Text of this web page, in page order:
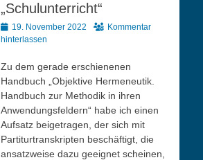
„Schulunterricht“
Veröffentlicht
am
19. November 2022
Kommentar
hinterlassen
Zu dem gerade erschienenen
Handbuch „Objektive Hermeneutik.
Handbuch zur Methodik in ihren
Anwendungsfeldern“ habe ich einen
Aufsatz beigetragen, der sich mit
Partiturtranskripten beschäftigt, die
ansatzweise dazu geeignet scheinen,